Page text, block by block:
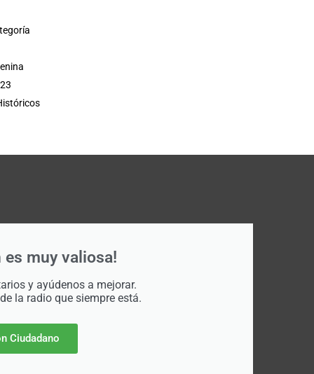
es muy valiosa!
y ayúdenos a mejorar.
la radio que siempre está.
Ciudadano